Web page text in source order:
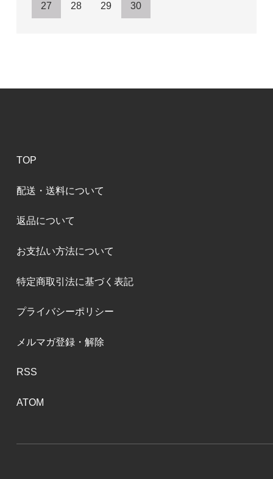
27 28 29 30
TOP
配送・送料について
返品について
お支払い方法について
特定商取引法に基づく表記
プライバシーポリシー
メルマガ登録・解除
RSS
ATOM